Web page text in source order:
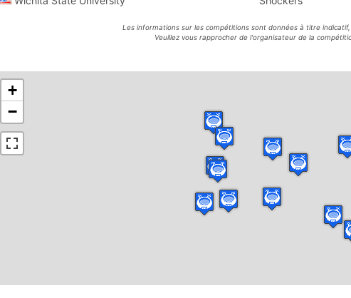
Les informations sur les compétitions sont données à titre
Veuillez vous rapprocher de l'organisateur de la
+
−